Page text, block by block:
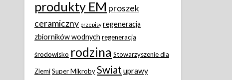
produkty EM proszek
ceramiczny przepisy regeneracja
zbiorników wodnych regeneracja
środowisko rodzina Stowarzyszenie dla
ZiemiSuper MikrobySwiat uprawy